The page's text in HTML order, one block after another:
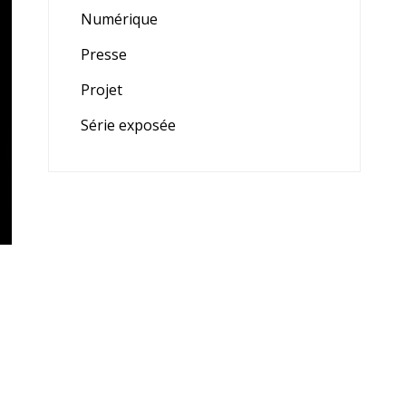
Numérique
Presse
Projet
Série exposée